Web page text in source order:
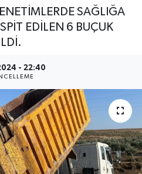
SAĞLIĞA
EDİLEN 6 BUÇUK
- 22:40